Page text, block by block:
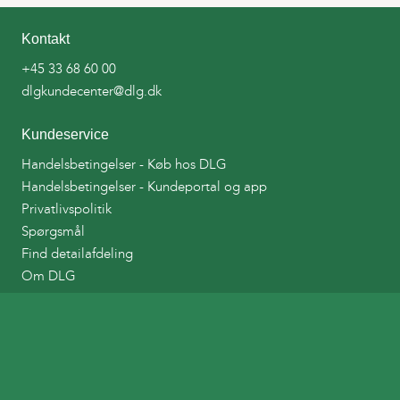
Kontakt
+45 33 68 60 00
dlgkundecenter@dlg.dk
Kundeservice
Handelsbetingelser - Køb hos DLG
Handelsbetingelser - Kundeportal og app
Privatlivspolitik
Spørgsmål
Find detailafdeling
Om DLG